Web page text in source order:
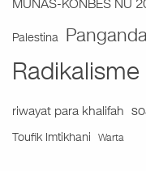
MUNAS-KONBES NU
Palestina
Radikalisme
riwayat para khalifah
Toufik Imtikhani Warta